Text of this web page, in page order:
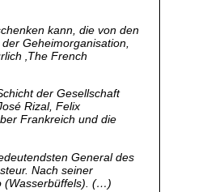
kann, die von den
Geheimorganisation,
‚The French
der Gesellschaft
Rizal, Felix
Frankreich und die
General des
Nach seiner
(Wasserbüffels). (…)